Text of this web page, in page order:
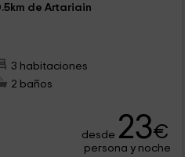
de Artariain
3 habitaciones
2 baños
desde 23€
persona y noche